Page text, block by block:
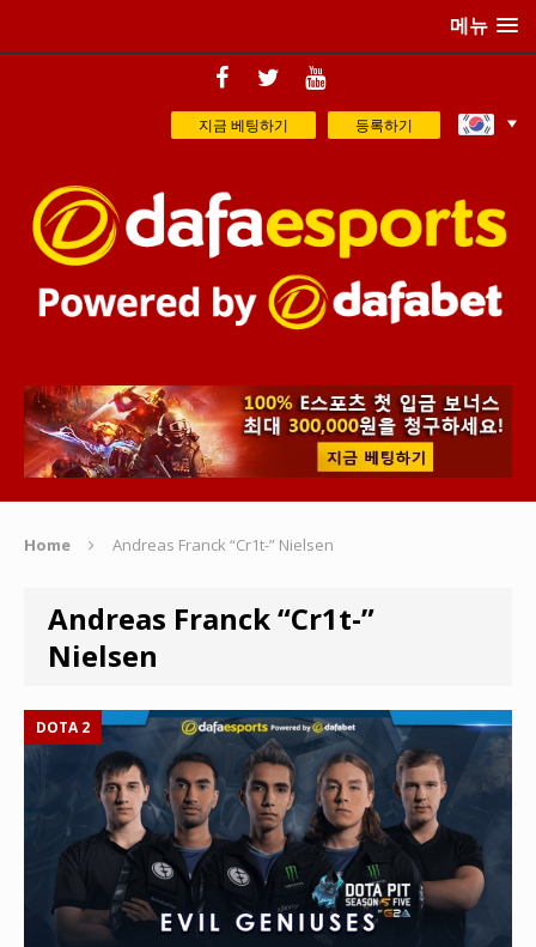
메뉴
지금 베팅하기 등록하기
Home Andreas Franck “Cr1t-” Nielsen
Andreas Franck “Cr1t-”
Nielsen
DOTA 2